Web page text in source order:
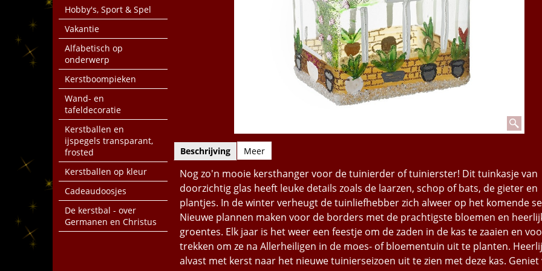
Hobby's, Sport & Spel
Vakantie
Alfabetisch op
onderwerp
Kerstboompieken
Wand- en
tafeldecoratie
Kerstballen en
ijspegels transparant,
frosted
Kerstballen op kleur
Cadeaudoosjes
De kerstbal - over
Germanen en Christus
Beschrijving Meer
Nog zo'n mooie kersthanger voor de tuinierder of tuinierster! Dit tuinkasje van
doorzichtig glas heeft leuke details zoals de laarzen, schop of bats, de gieter en
plantjes. In de winter verheugt de tuinliefhebber zich alweer op het komende
Nieuwe plannen maken voor de borders met de prachtigste bloemen en
groentes. Elk jaar is het weer een feestje om de zaden in de kas te zaaien en
trekken om ze na Allerheiligen in de moes- of bloementuin uit te planten.
alvast met kerst naar het nieuwe tuinierseizoen uit te zien met deze kas. Geniet